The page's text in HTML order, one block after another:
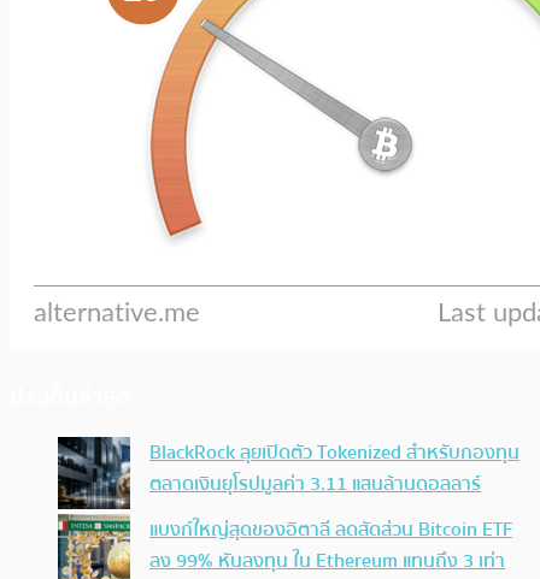
BlackRock ลุยเปิดตัว Tokenized สำหรับกองทุน
ตลาดเงินยุโรปมูลค่า 3.11 แสนล้านดอลลาร์
แบงก์ใหญ่สุดของอิตาลี ลดสัดส่วน Bitcoin ETF
ลง 99% หันลงทุน ใน Ethereum แทนถึง 3 เท่า